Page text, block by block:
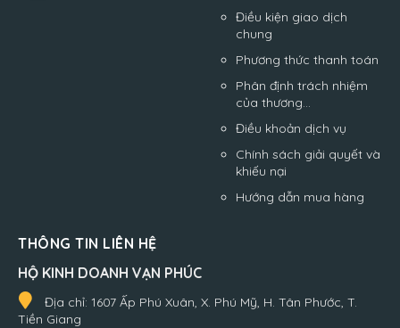
Điều kiện giao dịch
chung
Phương thức thanh toán
Phân định trách nhiệm
của thương...
Điều khoản dịch vụ
Chính sách giải quyết và
khiếu nại
Hướng dẫn mua hàng
THÔNG TIN LIÊN HỆ
HỘ KINH DOANH VẠN PHÚC
Địa chỉ: 1607 Ấp Phú Xuân, X. Phú Mỹ, H. Tân Phước, T.
Tiền Giang